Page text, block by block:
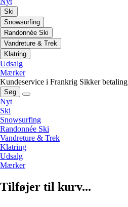
Ski
Snowsurfing
Randonnée Ski
Vandreture & Trek
Klatring
Udsalg
Mærker
Kundeservice i Frankrig Sikker betaling
Søg
Nyt
Ski
Snowsurfing
Randonnée Ski
Vandreture & Trek
Klatring
Udsalg
Mærker
Tilføjer til kurv...